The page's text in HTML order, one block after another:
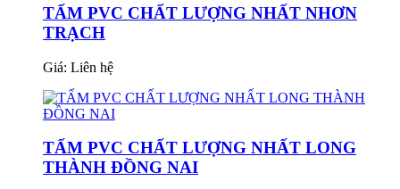
TẤM PVC CHẤT LƯỢNG NHẤT NHƠN
TRẠCH
Giá: Liên hệ
TẤM PVC CHẤT LƯỢNG NHẤT LONG
THÀNH ĐỒNG NAI